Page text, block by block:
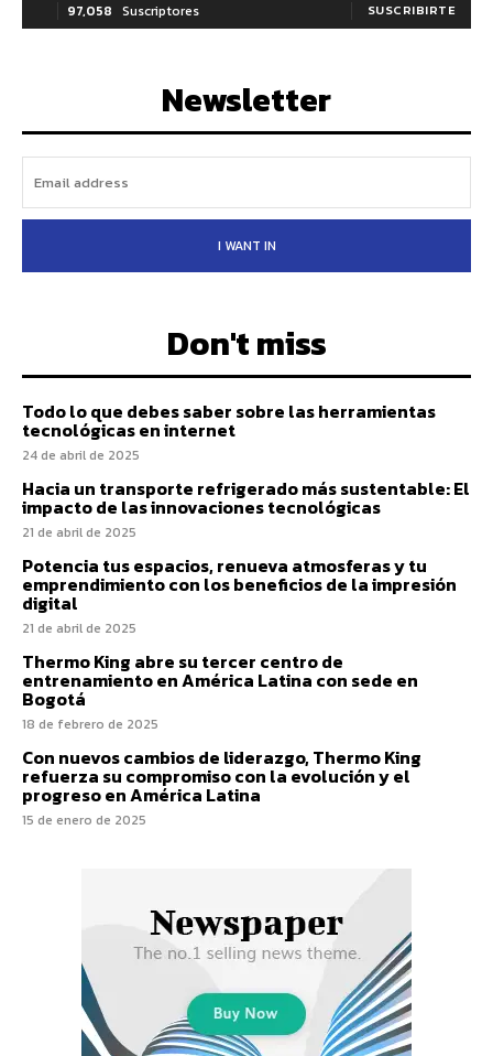
97,058 Suscriptores SUSCRIBIRTE
Newsletter
I WANT IN
Don't miss
Todo lo que debes saber sobre las herramientas
tecnológicas en internet
24 de abril de 2025
Hacia un transporte refrigerado más sustentable: El
impacto de las innovaciones tecnológicas
21 de abril de 2025
Potencia tus espacios, renueva atmosferas y tu
emprendimiento con los beneficios de la impresión
digital
21 de abril de 2025
Thermo King abre su tercer centro de
entrenamiento en América Latina con sede en
Bogotá
18 de febrero de 2025
Con nuevos cambios de liderazgo, Thermo King
refuerza su compromiso con la evolución y el
progreso en América Latina
15 de enero de 2025